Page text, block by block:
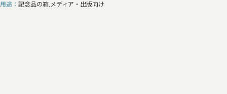
用途
記念品の箱,メディア・出版向け